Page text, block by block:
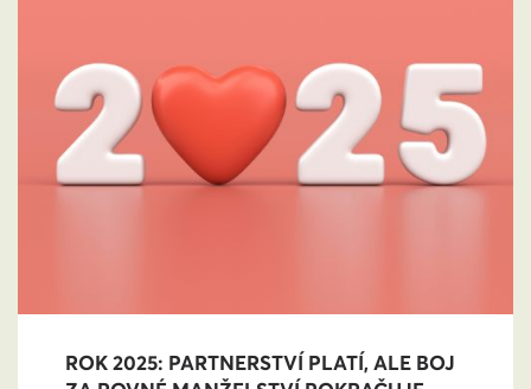
ROK 2025: PARTNERSTVÍ PLATÍ, ALE BOJ